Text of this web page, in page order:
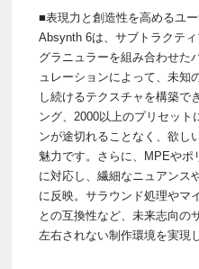
■表現力と創造性を高めるユ
Absynth 6は、サブトラクテ
グラニュラーを組み合わせた
ュレーションによって、未知
し続けるテクスチャを構築で
ング、2000以上のプリセット
ンが途切れることなく、欲し
魅力です。さらに、MPEやポ
に対応し、繊細なニュアンス
に反映。サラウンド処理やマ
との互換性など、未来志向の
左右されない制作環境を実現